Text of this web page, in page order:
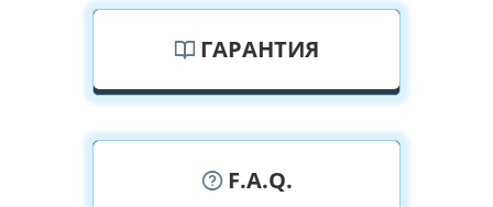
ГАРАНТИЯ
F.A.Q.